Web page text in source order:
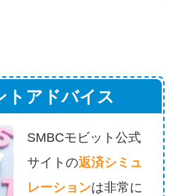
トアドバイス
SMBCモビット公式
サイトの返済シミュ
レーションは非常に